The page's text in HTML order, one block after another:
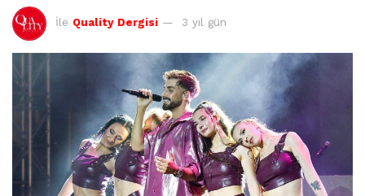
İle Quality Dergisi 3 yıl gün